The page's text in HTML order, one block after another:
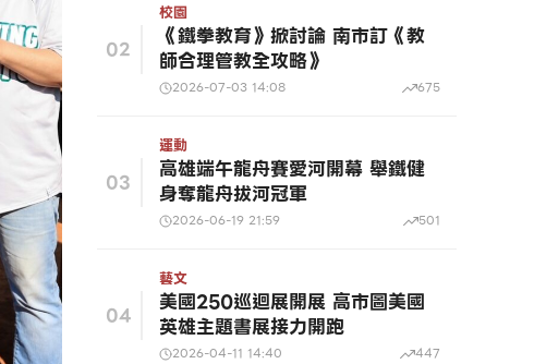
02
校園
《鐵拳教育》掀討論 南市訂《教
師合理管教全攻略》
2026-07-03 14:08 675
03
運動
高雄端午龍舟賽愛河開幕 舉鐵健
身奪龍舟拔河冠軍
2026-06-19 21:59 501
04
藝文
美國250巡迴展開展 高市圖美國
英雄主題書展接力開跑
2026-04-11 14:40 447